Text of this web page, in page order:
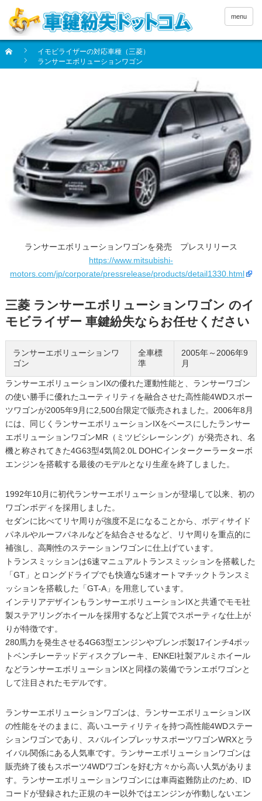
menu
イモビライザーの対応車種（三菱）
ランサーエボリューションワゴン
ランサーエボリューションワゴンを発売 プレスリリース
https://www.mitsubishi-
motors.com/jp/corporate/pressrelease/products/detail1330.html
三菱 ランサーエボリューションワゴン のイ
モビライザー 車鍵紛失ならお任せください
ランサーエボリューションワ
ゴン
全車標
準
2005年～2006年9
月
ランサーエボリューションIXの優れた運動性能と、ランサーワゴン
の使い勝手に優れたユーティリティを融合させた高性能4WDスポー
ツワゴンが2005年9月に2,500台限定で販売されました。2006年8月
には、同じくランサーエボリューションIXをベースにしたランサー
エボリューションワゴンMR（ミツビシレーシング）が発売され、名
機と称されてきた4G63型4気筒2.0L DOHCインタークーラーターボ
エンジンを搭載する最後のモデルとなり生産を終了しました。
1992年10月に初代ランサーエボリューションが登場して以来、初の
ワゴンボディを採用しました。
セダンに比べてリヤ周りが強度不足になることから、ボディサイド
パネルやルーフパネルなどを結合させるなど、リヤ周りを重点的に
補強し、高剛性のステーションワゴンに仕上げています。
トランスミッションは6速マニュアルトランスミッションを搭載した
「GT」とロングドライブでも快適な5速オートマチックトランスミ
ッションを搭載した「GT-A」を用意しています。
インテリアデザインもランサーエボリューションIXと共通でモモ社
製ステアリングホイールを採用するなど上質でスポーティな仕上が
りが特徴です。
280馬力を発生させる4G63型エンジンやブレンボ製17インチ4ポッ
トベンチレーテッドディスクブレーキ、ENKEI社製アルミホイール
などランサーエボリューションIXと同様の装備でランエボワゴンと
して注目されたモデルです。
ランサーエボリューションワゴンは、ランサーエボリューションIX
の性能をそのままに、高いユーティリティを持つ高性能4WDステー
ションワゴンであり、スバルインプレッサスポーツワゴンWRXとラ
イバル関係にある人気車です。ランサーエボリューションワゴンは
販売終了後もスポーツ4WDワゴンを好む方々から高い人気がありま
す。ランサーエボリューションワゴンには車両盗難防止のため、ID
コードが登録された正規のキー以外ではエンジンが作動しないエン